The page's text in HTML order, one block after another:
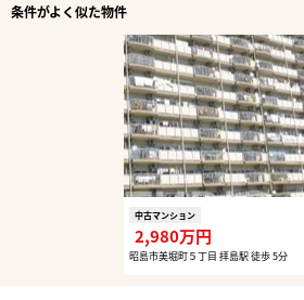
条件がよく似た物件
中古マンション
2,980万円
昭島市美堀町５丁目 拝島駅 徒歩 5分